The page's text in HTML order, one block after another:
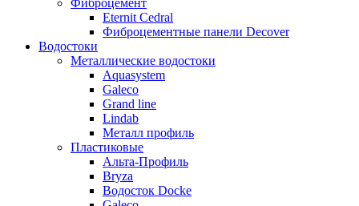
Eternit Cedral
Фиброцементные панели Decover
Водостоки
Металлические водостоки
Aquasystem
Galeco
Grand line
Lindab
Металл профиль
Пластиковые
Альта-Профиль
Bryza
Водосток Docke